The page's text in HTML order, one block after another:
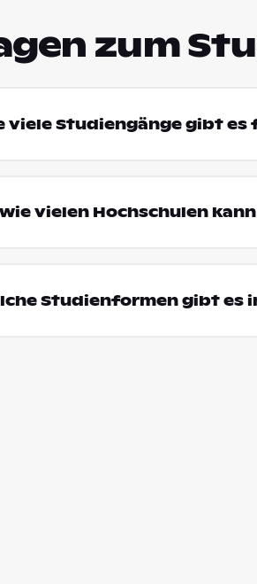
zum
viele Studiengänge gibt es
vielen Hochschulen
Studienformen gibt es